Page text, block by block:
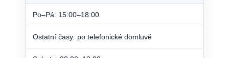
Po–Pá: 15:00–18:00
Ostatní časy: po telefonické domluvě